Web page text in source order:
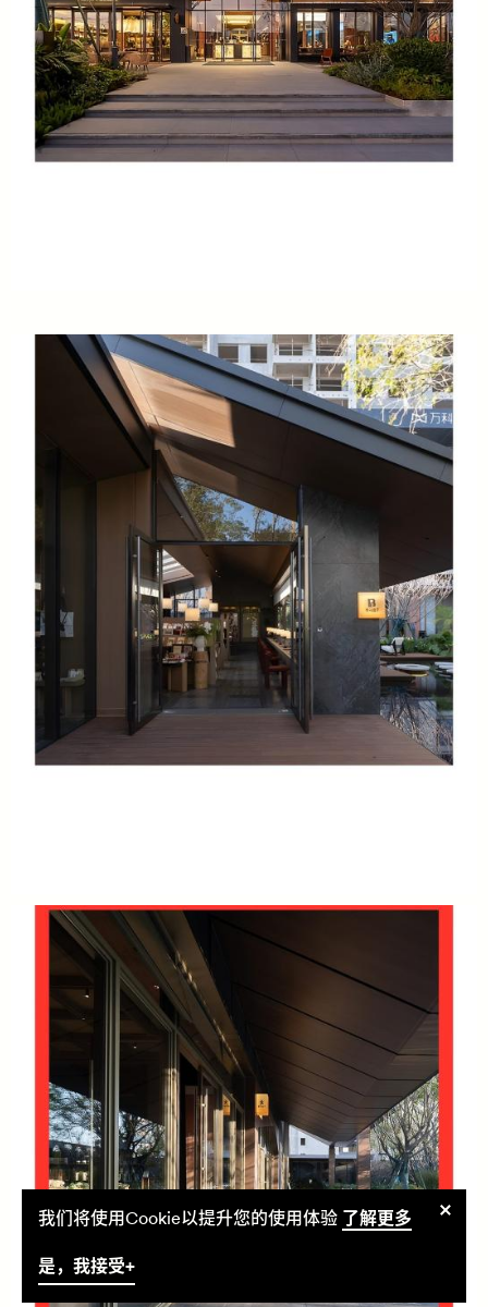
允
使
是，我接受+
我们将使用Cookie以提升您的使用体验 了解更多